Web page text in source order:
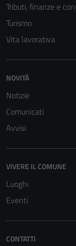
Tributi, finanze e
Turismo
Vita lavorativa
NOVITÀ
Notizie
Comunicati
Avvisi
VIVERE IL COMUNE
Luoghi
Eventi
CONTATTI